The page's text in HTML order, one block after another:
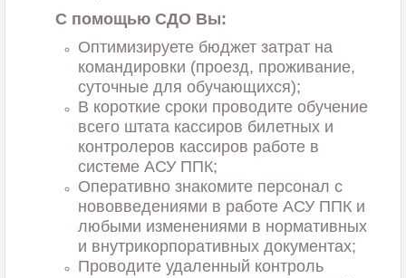
С помощью СДО Вы:
Оптимизируете бюджет затрат на
командировки (проезд, проживание,
суточные для обучающихся);
В короткие сроки проводите обучение
всего штата кассиров билетных и
контролеров кассиров работе в
системе АСУ ППК;
Оперативно знакомите персонал с
нововведениями в работе АСУ ППК и
любыми изменениями в нормативных
и внутрикорпоративных документах;
Проводите удаленный контроль